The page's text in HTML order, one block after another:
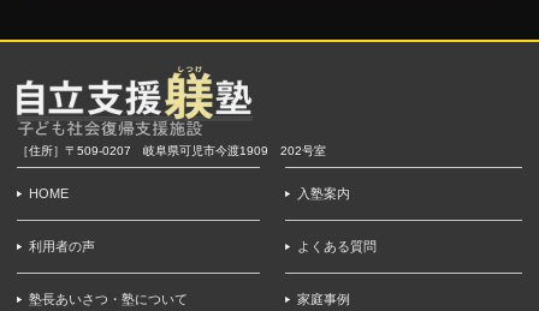
［住所］〒509-0207 岐阜県可児市今渡1909 202号室
HOME
利用者の声
塾長あいさつ・塾について
入塾案内
よくある質問
家庭事例